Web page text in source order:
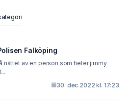
Falköping
då jag har inte f...
30. dec 2022 kl. 17:23